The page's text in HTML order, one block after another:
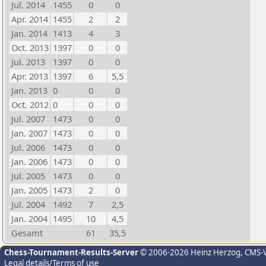
Jul. 2014
1455 0
0
Apr. 2014 1455 2
2
Jan. 2014 1413 4
3
Oct. 2013 1397 0
0
Jul. 2013
1397 0
0
Apr. 2013 1397 6
5,5
Jan. 2013 0 0
0
Oct. 2012 0 0
0
Jul. 2007
1473 0
0
Jan. 2007 1473 0
0
Jul. 2006
1473 0
0
Jan. 2006 1473 0
0
Jul. 2005
1473 0
0
Jan. 2005 1473 2
0
Jul. 2004
1492 7
2,5
Jan. 2004 1495 10
4,5
Gesamt
61 35,5
Chess-Tournament-Results-Server© 2006-2026 Heinz Herzog,
Legal details/Terms of use